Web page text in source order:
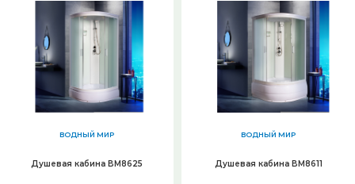
ВОДНЫЙ МИР
Душевая кабина ВМ8625
ВОДНЫЙ МИР
Душевая кабина ВМ8611